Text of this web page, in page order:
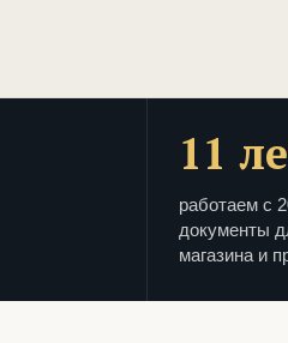
11
работаем с
документы
магазина и